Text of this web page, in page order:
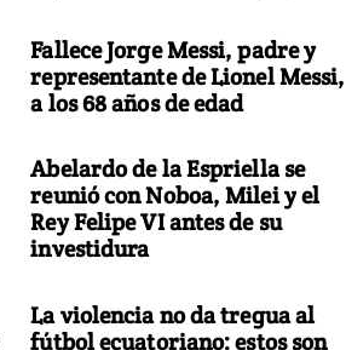
Fallece Jorge Messi, padre y
representante de Lionel Messi,
a los 68 años de edad
Abelardo de la Espriella se
reunió con Noboa, Milei y el
Rey Felipe VI antes de su
investidura
La violencia no da tregua al
fútbol ecuatoriano: estos son